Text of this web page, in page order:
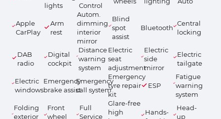
lights
Control
Apple
CarPlay
Arm
rest
Autom.
dimming
interior
mirror
Blind
spot
assist
Bluetooth
Central
locking
DAB
radio
Digital
cockpit
Distance
warning
system
Electric
seat
adjustment
Electric
side
mirror
Electric
tailgate
Electric
windows
Emergency
brake assist
Emergency
call system
Emergency
tyre repair
kit
ESP
Fatigue
warning
system
Folding
exterior
Front
wheel
Full
Service
Glare-free
high
Hands-
Head-
up